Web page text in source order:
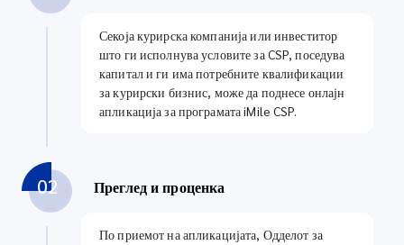
Секоја курирска компанија или инвеститор
што ги исполнува условите за CSP, поседува
капитал и ги има потребните квалификации
за курирски бизнис, може да поднесе онлајн
апликација за програмата iMile CSP.
02 Преглед и проценка
По приемот на апликацијата, Одделот за